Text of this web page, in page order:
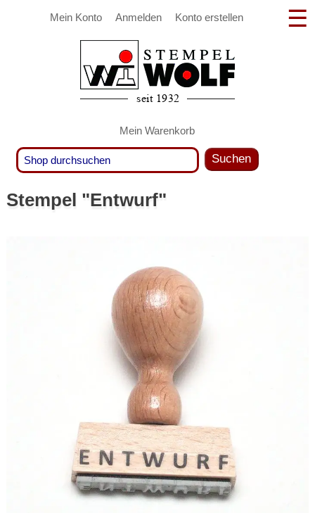
Mein Konto Anmelden Konto erstellen
Mein Warenkorb
Suchen
Stempel "Entwurf"